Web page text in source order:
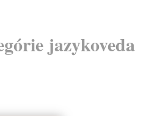
jazykoveda